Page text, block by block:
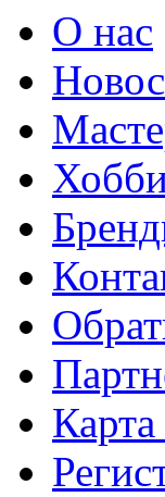
О нас
Карта